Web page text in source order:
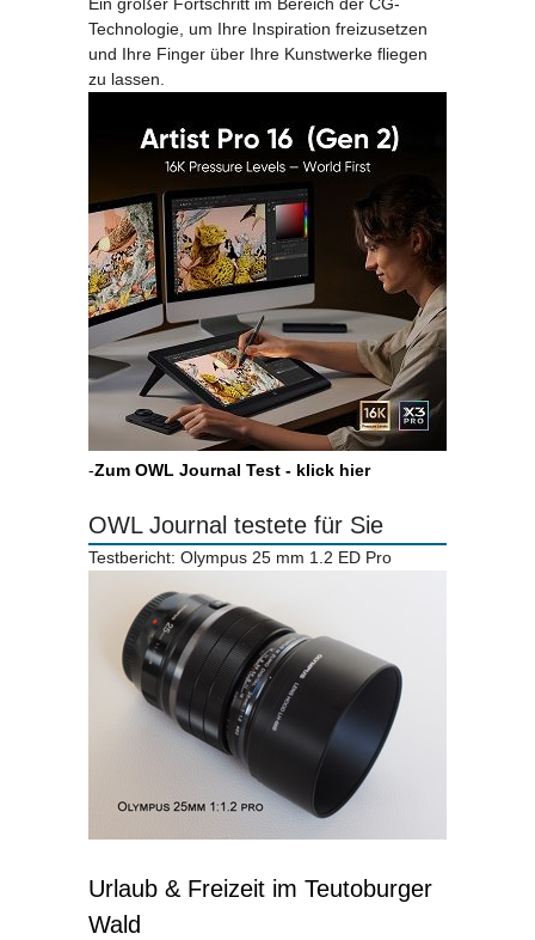
Ein großer Fortschritt im Bereich der CG-
Technologie, um Ihre Inspiration freizusetzen
und Ihre Finger über Ihre Kunstwerke fliegen
zu lassen.
-Zum OWL Journal Test - klick hier
OWL Journal testete für Sie
Testbericht: Olympus 25 mm 1.2 ED Pro
Urlaub & Freizeit im Teutoburger
Wald